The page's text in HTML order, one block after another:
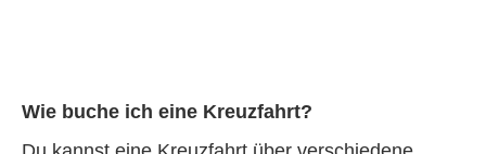
Wie buche ich eine Kreuzfahrt?